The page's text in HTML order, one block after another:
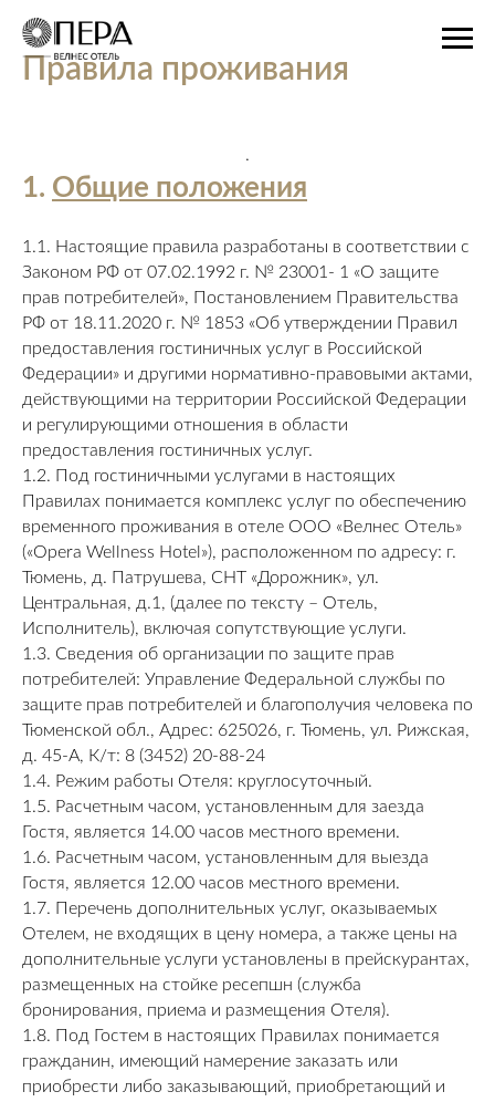
Правила проживания
.
1. Общие положения
1.1. Настоящие правила разработаны в соответствии с
Законом РФ от 07.02.1992 г. № 23001- 1 «О защите
прав потребителей», Постановлением Правительства
РФ от 18.11.2020 г. № 1853 «Об утверждении Правил
предоставления гостиничных услуг в Российской
Федерации» и другими нормативно-правовыми актами,
действующими на территории Российской Федерации
и регулирующими отношения в области
предоставления гостиничных услуг.
1.2. Под гостиничными услугами в настоящих
Правилах понимается комплекс услуг по обеспечению
временного проживания в отеле ООО «Велнес Отель»
(«Opera Wellness Hotel»), расположенном по адресу: г.
Тюмень, д. Патрушева, СНТ «Дорожник», ул.
Центральная, д.1, (далее по тексту – Отель,
Исполнитель), включая сопутствующие услуги.
1.3. Сведения об организации по защите прав
потребителей: Управление Федеральной службы по
защите прав потребителей и благополучия человека по
Тюменской обл., Адрес: 625026, г. Тюмень, ул. Рижская,
д. 45-А, К/т: 8 (3452) 20-88-24
1.4. Режим работы Отеля: круглосуточный.
1.5. Расчетным часом, установленным для заезда
Гостя, является 14.00 часов местного времени.
1.6. Расчетным часом, установленным для выезда
Гостя, является 12.00 часов местного времени.
1.7. Перечень дополнительных услуг, оказываемых
Отелем, не входящих в цену номера, а также цены на
дополнительные услуги установлены в прейскурантах,
размещенных на стойке ресепшн (служба
бронирования, приема и размещения Отеля).
1.8. Под Гостем в настоящих Правилах понимается
гражданин, имеющий намерение заказать или
приобрести либо заказывающий, приобретающий и